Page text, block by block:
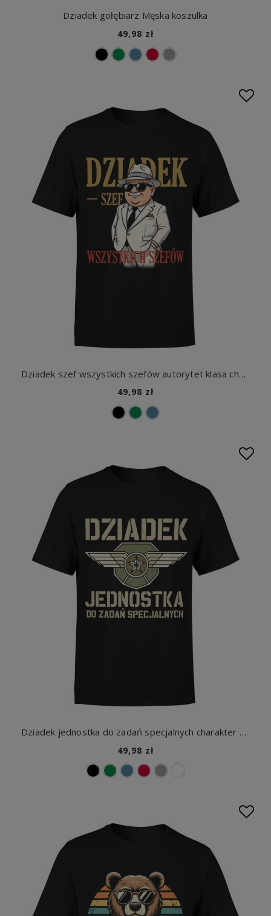
Dziadek gołębiarz Męska koszulka
49,98 zł
Dziadek szef wszystkich szefów autorytet klasa charakter Męska koszulka
49,98 zł
Dziadek jednostka do zadań specjalnych charakter doświadczenie siła Męska koszulka
49,98 zł